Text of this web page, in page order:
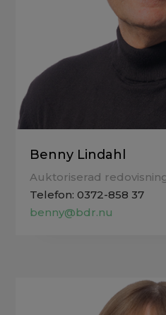
Benny Lindahl
Auktoriserad
Telefon: 0372-858 37
benny@bdr.nu